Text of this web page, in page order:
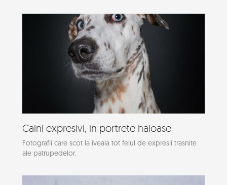
Caini expresivi, in portrete haioase
Fotografii care scot la iveala tot felul de expresii trasnite
ale patrupedelor.